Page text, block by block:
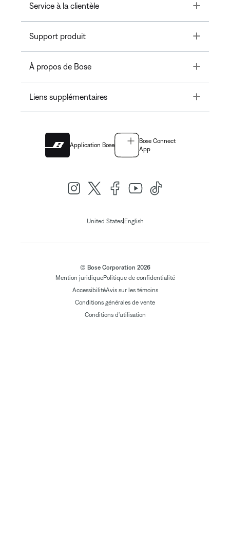
Service à la clientèle Toggle
Support produit Toggle
À propos de Bose Toggle
Liens supplémentaires Toggle
Application Bose
Bose Connect
App
United States| English
© Bose Corporation 2026
Mention juridiquePolitique de confidentialité
AccessibilitéAvis sur les témoins
Conditions générales de vente
Conditions d'utilisation